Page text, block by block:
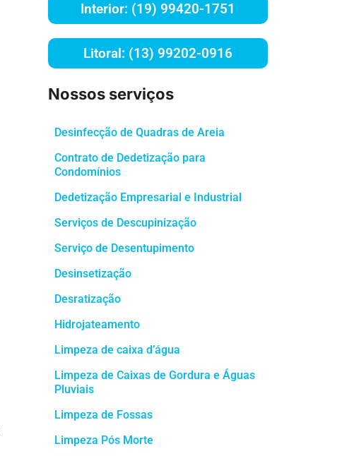
Interior: (19) 99420-1751
Litoral: (13) 99202-0916
Nossos serviços
Desinfecção de Quadras de Areia
Contrato de Dedetização para
Condomínios
Dedetização Empresarial e Industrial
Serviços de Descupinização
Serviço de Desentupimento
Desinsetização
Desratização
Hidrojateamento
Limpeza de caixa d’água
Limpeza de Caixas de Gordura e Águas
Pluviais
Limpeza de Fossas
Limpeza Pós Morte